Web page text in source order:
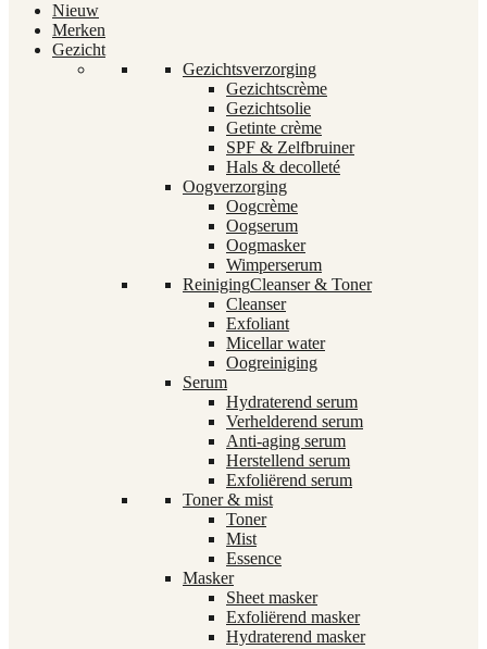
Nieuw
Merken
Gezicht
Gezichtsverzorging
Gezichtscrème
Gezichtsolie
Getinte crème
SPF & Zelfbruiner
Hals & decolleté
Oogverzorging
Oogcrème
Oogserum
Oogmasker
Wimperserum
ReinigingCleanser & Toner
Cleanser
Exfoliant
Micellar water
Oogreiniging
Serum
Hydraterend serum
Verhelderend serum
Anti-aging serum
Herstellend serum
Exfoliërend serum
Toner & mist
Toner
Mist
Essence
Masker
Sheet masker
Exfoliërend masker
Hydraterend masker